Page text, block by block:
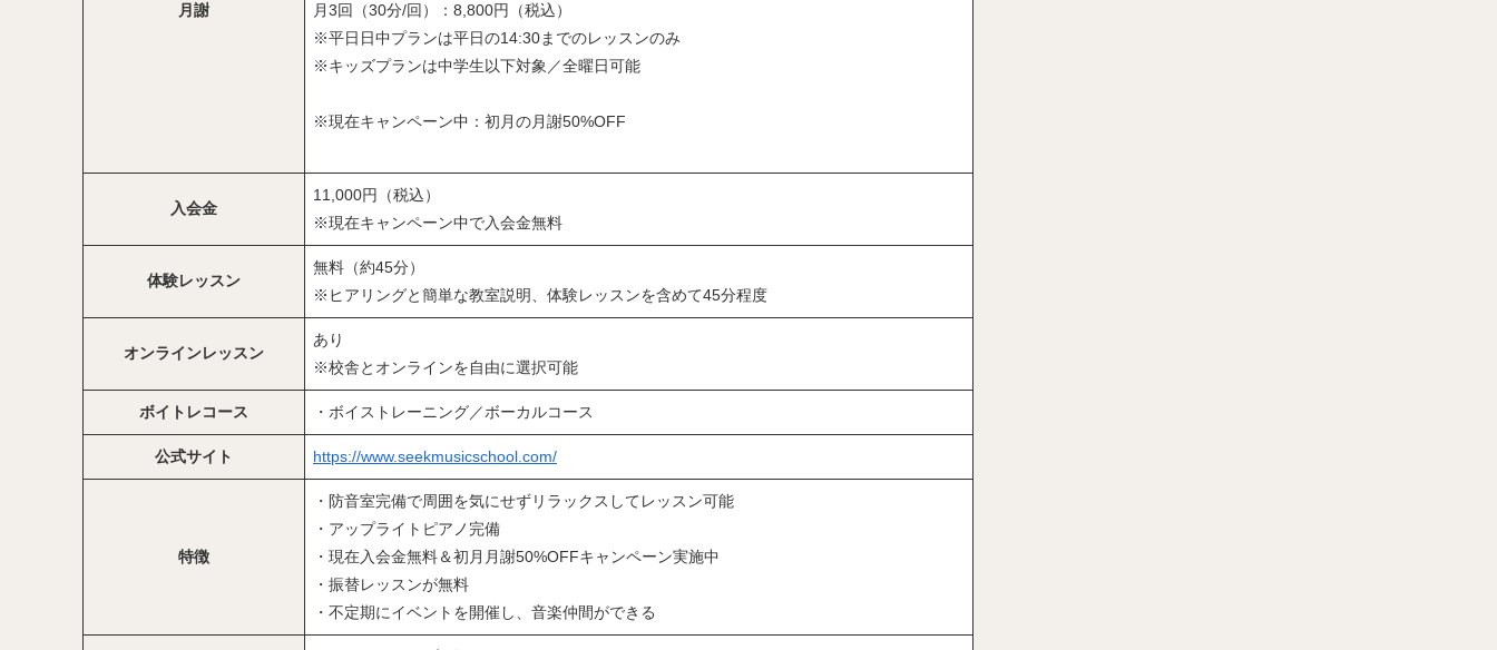
月謝
月3回（30分/回）：8,800円（税込）
※平日日中プランは平日の14:30までのレッスンのみ
※キッズプランは中学生以下対象／全曜日可能
※現在キャンペーン中：初月の月謝50%OFF
入会金
11,000円（税込）
※現在キャンペーン中で入会金無料
体験レッスン
無料（約45分）
※ヒアリングと簡単な教室説明、体験レッスンを含めて45分程度
オンラインレッスン
あり
※校舎とオンラインを自由に選択可能
ボイトレコース ・ボイストレーニング／ボーカルコース
公式サイト https://www.seekmusicschool.com/
特徴
・防音室完備で周囲を気にせずリラックスしてレッスン可能
・アップライトピアノ完備
・現在入会金無料＆初月月謝50%OFFキャンペーン実施中
・振替レッスンが無料
・不定期にイベントを開催し、音楽仲間ができる